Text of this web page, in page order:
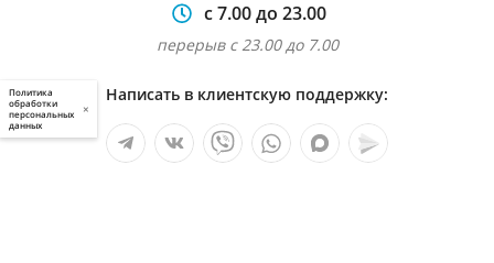
с 7.00 до 23.00
перерыв с 23.00 до 7.00
Написать в клиентскую поддержку:
Политика
обработки
персональных
данных
×